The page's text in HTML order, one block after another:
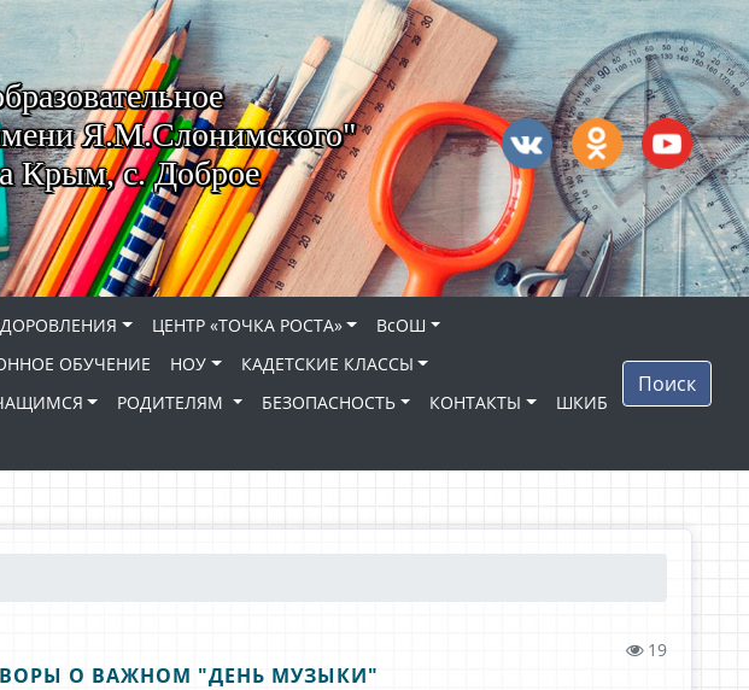
Я.М.Слонимского"
Крым, с. Доброе
ЦЕНТР «ТОЧКА РОСТА»
ВсОШ
ОБУЧЕНИЕ НОУ
КАДЕТСКИЕ КЛАССЫ
РОДИТЕЛЯМ БЕЗОПАСНОСТЬ КОНТАКТЫ
ШКИБ
Поиск
19
О ВАЖНОМ "ДЕНЬ МУЗЫКИ"